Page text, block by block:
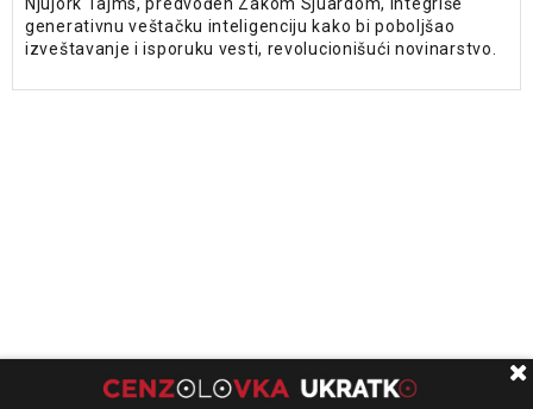
generativnu veštačku inteligenciju kako bi poboljšao
izveštavanje i isporuku vesti, revolucionišući novinarstvo.